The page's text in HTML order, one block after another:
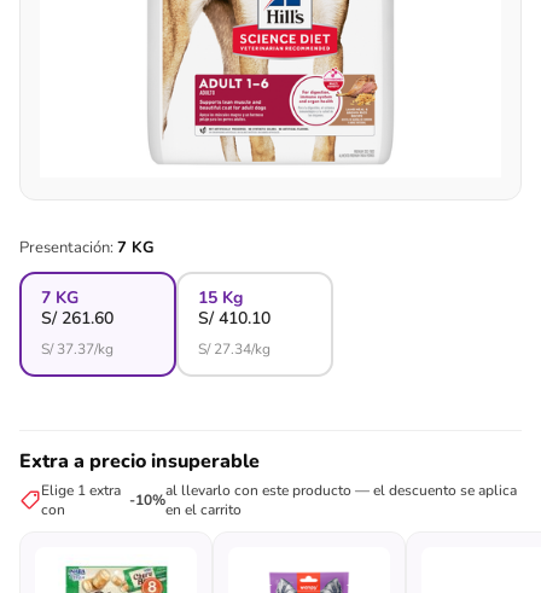
Presentación: 7 KG
7 KG
S/261.60
S/37.37/kg
15 Kg
S/410.10
S/27.34/kg
Extra a precio insuperable
Elige 1 extra
con
-10%al llevarlo con este producto — el descuento se aplica
en el carrito